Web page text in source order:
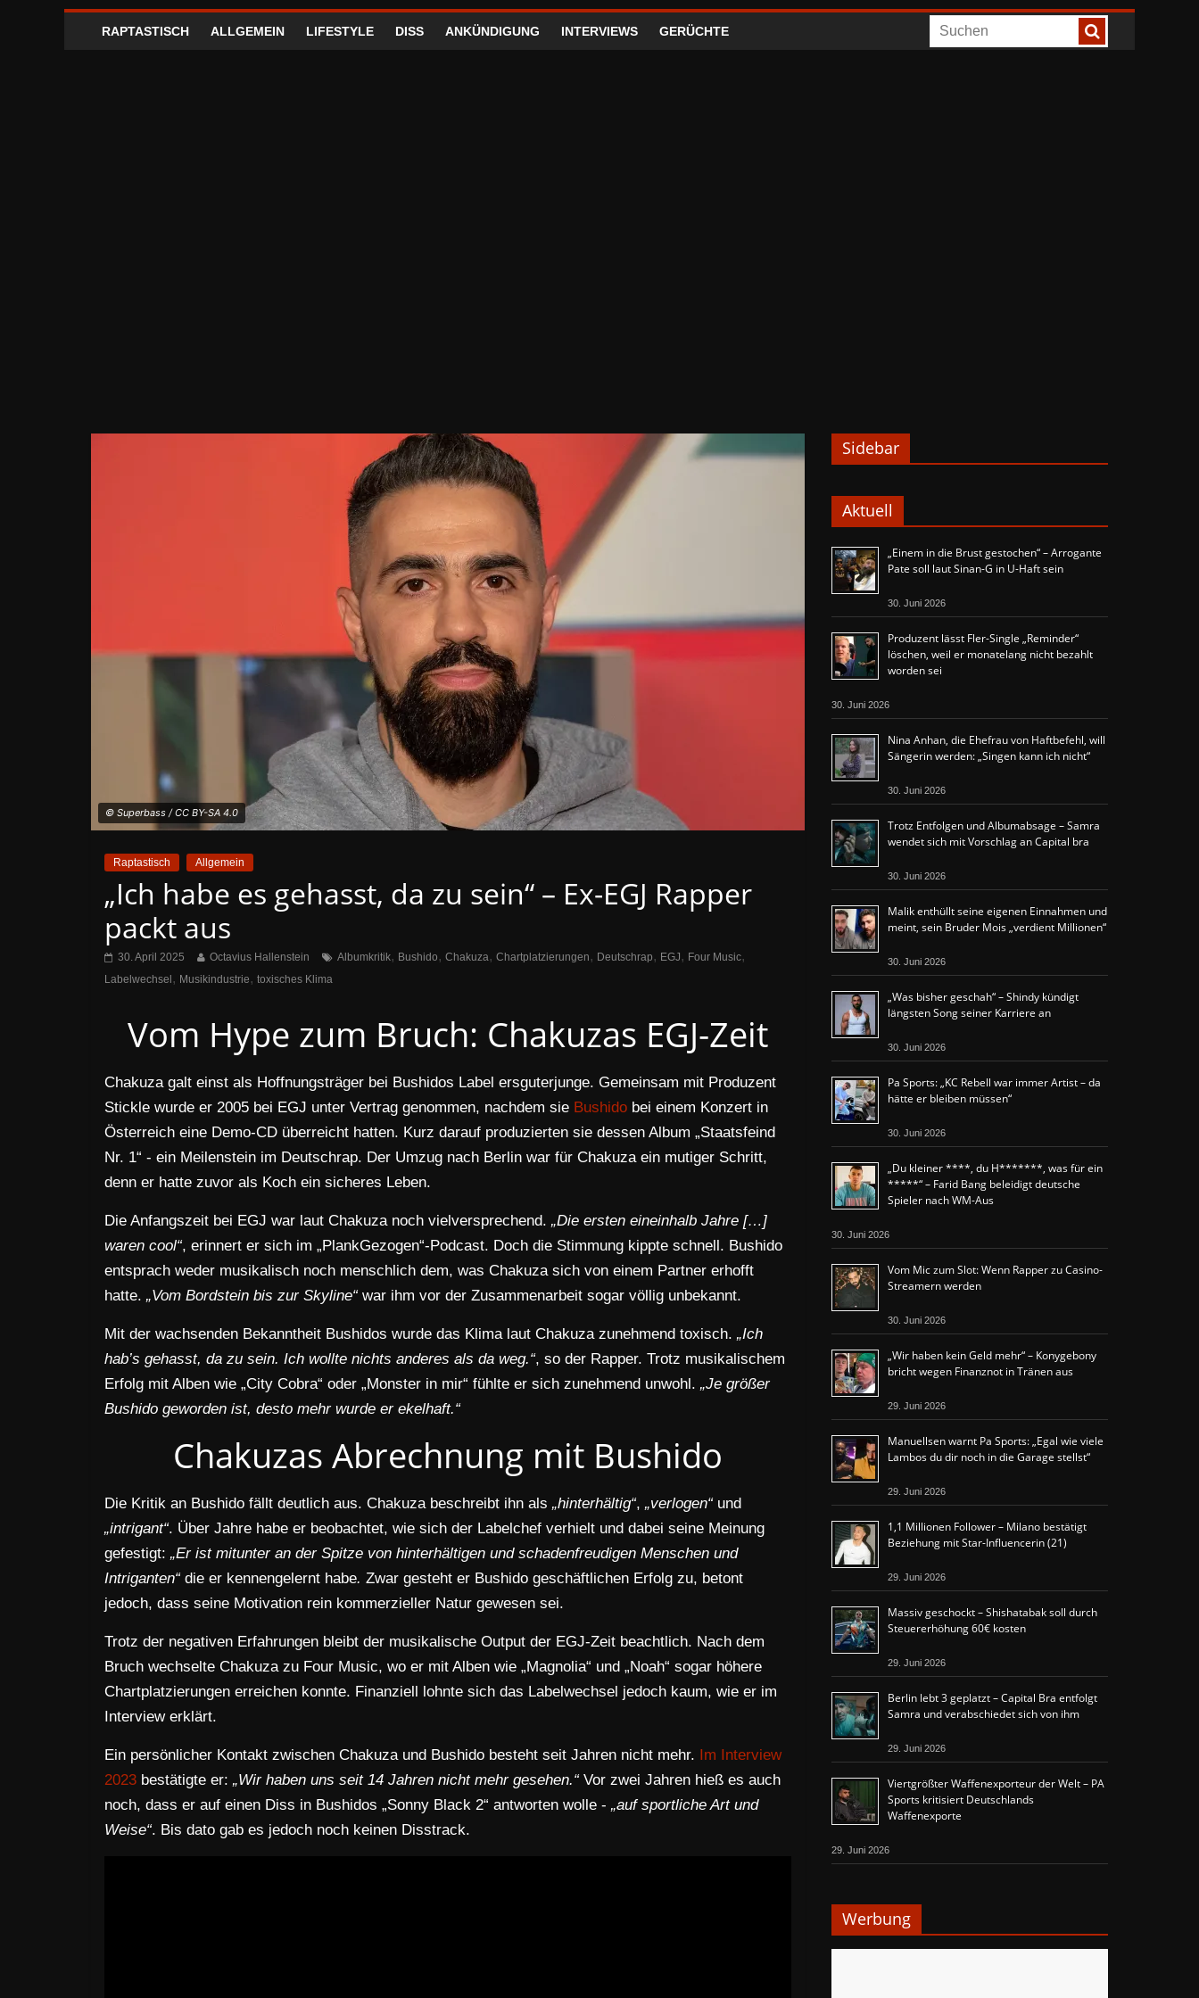
RAPTASTISCH ALLGEMEIN LIFESTYLE DISS ANKÜNDIGUNG INTERVIEWS GERÜCHTE
© Superbass / CC BY-SA 4.0
Raptastisch Allgemein
„Ich habe es gehasst, da zu sein“ – Ex-EGJ Rapper
packt aus
30. April 2025 Octavius Hallenstein Albumkritik, Bushido, Chakuza, Chartplatzierungen, Deutschrap, EGJ, Four Music,
Labelwechsel , Musikindustrie, toxisches Klima
Vom Hype zum Bruch: Chakuzas EGJ-Zeit
Chakuza galt einst als Hoffnungsträger bei Bushidos Label ersguterjunge. Gemeinsam mit Produzent
Stickle wurde er 2005 bei EGJ unter Vertrag genommen, nachdem sie Bushido bei einem Konzert in
Österreich eine Demo-CD überreicht hatten. Kurz darauf produzierten sie dessen Album „Staatsfeind
Nr. 1“ - ein Meilenstein im Deutschrap. Der Umzug nach Berlin war für Chakuza ein mutiger Schritt,
denn er hatte zuvor als Koch ein sicheres Leben.
Die Anfangszeit bei EGJ war laut Chakuza noch vielversprechend. „Die ersten eineinhalb Jahre […]
waren cool“, erinnert er sich im „PlankGezogen“-Podcast. Doch die Stimmung kippte schnell. Bushido
entsprach weder musikalisch noch menschlich dem, was Chakuza sich von einem Partner erhofft
hatte. „Vom Bordstein bis zur Skyline“ war ihm vor der Zusammenarbeit sogar völlig unbekannt.
Mit der wachsenden Bekanntheit Bushidos wurde das Klima laut Chakuza zunehmend toxisch. „Ich
hab’s gehasst, da zu sein. Ich wollte nichts anderes als da weg.“, so der Rapper. Trotz musikalischem
Erfolg mit Alben wie „City Cobra“ oder „Monster in mir“ fühlte er sich zunehmend unwohl. „Je größer
Bushido geworden ist, desto mehr wurde er ekelhaft.“
Chakuzas Abrechnung mit Bushido
Die Kritik an Bushido fällt deutlich aus. Chakuza beschreibt ihn als „hinterhältig“, „verlogen“ und
„intrigant“. Über Jahre habe er beobachtet, wie sich der Labelchef verhielt und dabei seine Meinung
gefestigt: „Er ist mitunter an der Spitze von hinterhältigen und schadenfreudigen Menschen und
Intriganten“ die er kennengelernt habe. Zwar gesteht er Bushido geschäftlichen Erfolg zu, betont
jedoch, dass seine Motivation rein kommerzieller Natur gewesen sei.
Trotz der negativen Erfahrungen bleibt der musikalische Output der EGJ-Zeit beachtlich. Nach dem
Bruch wechselte Chakuza zu Four Music, wo er mit Alben wie „Magnolia“ und „Noah“ sogar höhere
Chartplatzierungen erreichen konnte. Finanziell lohnte sich das Labelwechsel jedoch kaum, wie er im
Interview erklärt.
Ein persönlicher Kontakt zwischen Chakuza und Bushido besteht seit Jahren nicht mehr. Im Interview
2023 bestätigte er: „Wir haben uns seit 14 Jahren nicht mehr gesehen.“ Vor zwei Jahren hieß es auch
noch, dass er auf einen Diss in Bushidos „Sonny Black 2“ antworten wolle - „auf sportliche Art und
Weise“. Bis dato gab es jedoch noch keinen Disstrack.
Sidebar
Aktuell
„Einem in die Brust gestochen“ – Arrogante
Pate soll laut Sinan-G in U-Haft sein
30. Juni 2026
Produzent lässt Fler-Single „Reminder“
löschen, weil er monatelang nicht bezahlt
worden sei
30. Juni 2026
Nina Anhan, die Ehefrau von Haftbefehl, will
Sängerin werden: „Singen kann ich nicht“
30. Juni 2026
Trotz Entfolgen und Albumabsage – Samra
wendet sich mit Vorschlag an Capital bra
30. Juni 2026
Malik enthüllt seine eigenen Einnahmen und
meint, sein Bruder Mois „verdient Millionen“
30. Juni 2026
„Was bisher geschah“ – Shindy kündigt
längsten Song seiner Karriere an
30. Juni 2026
Pa Sports: „KC Rebell war immer Artist – da
hätte er bleiben müssen“
30. Juni 2026
„Du kleiner ****, du H*******, was für ein
*****“ – Farid Bang beleidigt deutsche
Spieler nach WM-Aus
30. Juni 2026
Vom Mic zum Slot: Wenn Rapper zu Casino-
Streamern werden
30. Juni 2026
„Wir haben kein Geld mehr“ – Konygebony
bricht wegen Finanznot in Tränen aus
29. Juni 2026
Manuellsen warnt Pa Sports: „Egal wie viele
Lambos du dir noch in die Garage stellst“
29. Juni 2026
1,1 Millionen Follower – Milano bestätigt
Beziehung mit Star-Influencerin (21)
29. Juni 2026
Massiv geschockt – Shishatabak soll durch
Steuererhöhung 60€ kosten
29. Juni 2026
Berlin lebt 3 geplatzt – Capital Bra entfolgt
Samra und verabschiedet sich von ihm
29. Juni 2026
Viertgrößter Waffenexporteur der Welt – PA
Sports kritisiert Deutschlands
Waffenexporte
29. Juni 2026
Werbung